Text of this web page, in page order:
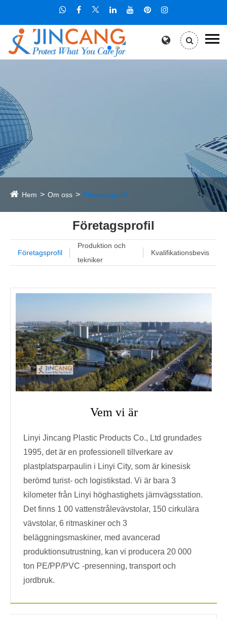
Hem Om oss Företagsprofil
Företagsprofil
Företagsprofil
Produktion och
tekniker
Kvalifikationsbevis
Vem vi är
Linyi Jincang Plastic Products Co., Ltd grundades
1995, det är en professionell tillverkare av
plastplatsparpaulin i Linyi City, som är kinesisk
berömd turist- och logistikstad. Vi är bara 3
kilometer från Linyi höghastighets järnvägsstation.
Det finns 1 00 vattenstrålevävstolar, 150 cirkulära
vävstolar, 6 ritmaskiner och 3
beläggningsmaskiner, med avancerad
produktionsutrustning, kan vi producera 20 000
ton PE/PP/PVC -presenning, transport och
jordbruk.